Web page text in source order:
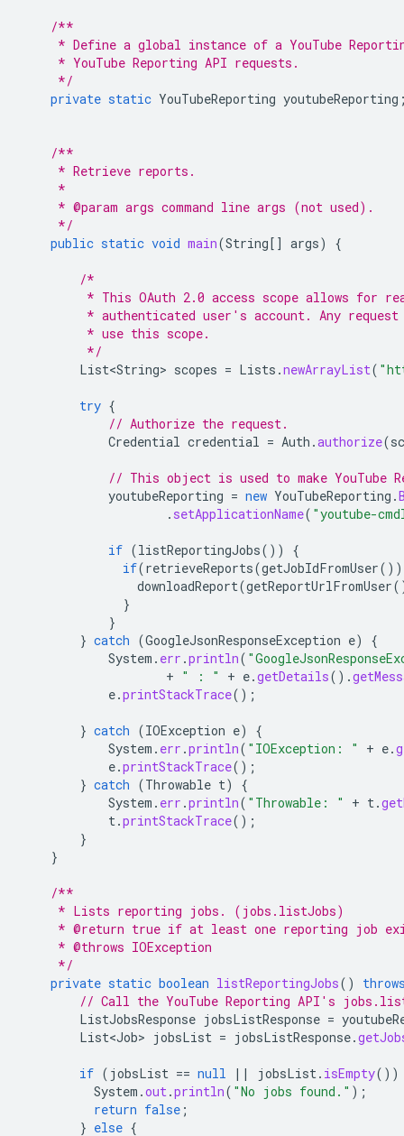
/**
* Define a global instance of a YouTube
     * YouTube Reporting API requests.
     */
private static YouTubeReporting youtubeReporting
/**
     * Retrieve reports.
     *
     * @param args command line args (not used).
     */
public static void main(String[] args) {
/*
* This OAuth 2.0 access scope allows for
* authenticated user's account. Any
         * use this scope.
         */
List<String> scopes = Lists .newArrayList(
try {
// Authorize the request.
Credential credential = Auth .authorize(
// This object is used to make YouTube
youtubeReporting = new YouTubeReporting .
. setApplicationName( "youtube-
if (listReportingJobs())
{
if(retrieveReports(getJobIdFromUser
downloadReport(getReportUrlFromUser
}
}
} catch (GoogleJsonResponseException e)
{
System . err .println(
+ " : " + e.getDetails().
e.printStackTrace();
} catch (IOException e)
{
System . err .println( "IOException: " + e.
e.printStackTrace();
} catch (Throwable t)
{
System . err .println( "Throwable: " + t.
t.printStackTrace();
}
}
/**
     * Lists reporting jobs. (jobs.listJobs)
* @return true if at least one reporting job
     * @throws IOException
     */
private static boolean listReportingJobs()
// Call the YouTube Reporting API's
ListJobsResponse jobsListResponse =
List<Job> jobsList = jobsListResponse.
if ( jobsList == null || jobsList. isEmpty())
System .out.println( "No jobs found." );
return false ;
} else {